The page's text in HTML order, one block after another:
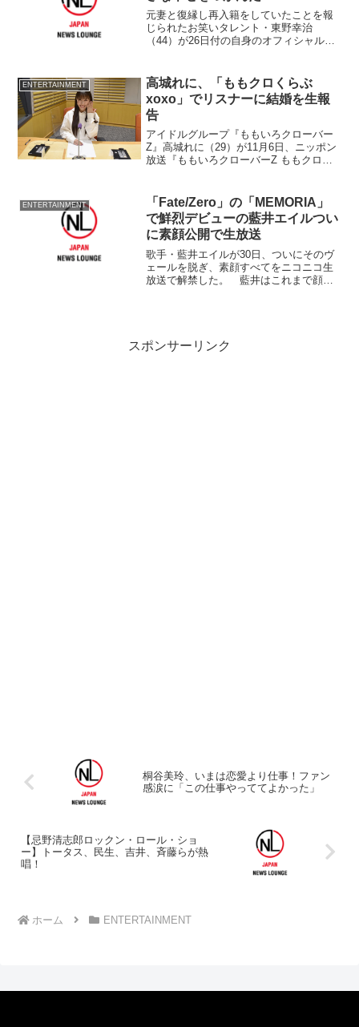
元妻と復縁し再入籍をしていたことを報
じられたお笑いタレント・東野幸治
（44）が26日付の自身のオフィシャルブ
縁していました。『していました？』そ
うです！ひた隠していたんで...
ENTERTAINMENT
高城れに、「ももクロくらぶ
xoxo」でリスナーに結婚を生報
告
アイドルグループ『ももいろクローバー
Z』高城れに（29）が11月6日、ニッポン
放送『ももいろクローバーZ ももクロく
た。
ENTERTAINMENT
「Fate/Zero」の「MEMORIA」
で鮮烈デビューの藍井エイルつい
に素顔公開で生放送
歌手・藍井エイルが30日、ついにそのヴ
ェールを脱ぎ、素顔すべてをニコニコ生
放送で解禁した。 藍井はこれまで顔を
スポンサーリンク
桐谷美玲、いまは恋愛より仕事！ファン
感涙に「この仕事やっててよかった」
【忌野清志郎ロックン・ロール・ショ
ー】トータス、民生、吉井、斉藤らが熱
唱！
ホーム ENTERTAINMENT